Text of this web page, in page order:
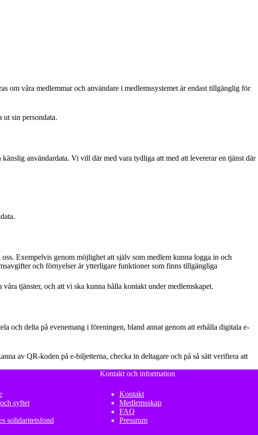
om våra medlemmar och användare i medlemssystemet är endast tillgänglig för
ut sin persondata.
användardata. Vi vill där med vara tydliga att med att levererar en tjänst där
Exempelvis genom möjlighet att själv som medlem kunna logga in och
och förnyelser är ytterligare funktioner som finns tillgängliga
tjänster, och att vi ska kunna hålla kontakt under medlemskapet.
och delta på evenemang i föreningen, bland annat genom att erhålla digitala e-
av QR-koden på e-biljetterna, checka in deltagare och på så sätt verifiera att
syftet
solidaritetsfond
Kontakt och information
Kontakt
Medlemsskap
FAQ
Pressrum